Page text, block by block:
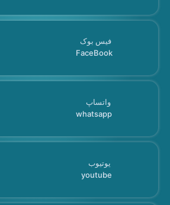
فیس بوک
FaceBook
واتساپ
whatsapp
یوتیوب
youtube